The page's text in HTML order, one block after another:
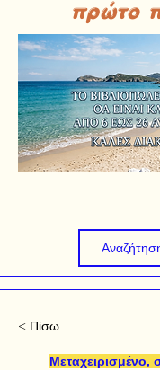
πρώτο
< Πίσω
Μεταχειρισμένο,